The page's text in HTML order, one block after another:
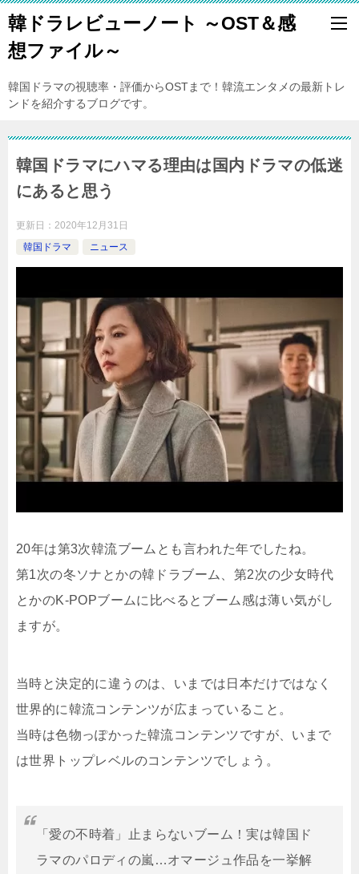
韓ドラレビューノート ～OST＆感
想ファイル～
韓国ドラマの視聴率・評価からOSTまで！韓流エンタメの最新トレ
ンドを紹介するブログです。
韓国ドラマにハマる理由は国内ドラマの低迷
にあると思う
更新日： 2020年12月31日
韓国ドラマ
ニュース
20年は第3次韓流ブームとも言われた年でしたね。
第1次の冬ソナとかの韓ドラブーム、第2次の少女時代
とかのK-POPブームに比べるとブーム感は薄い気がし
ますが。
当時と決定的に違うのは、いまでは日本だけではなく
世界的に韓流コンテンツが広まっていること。
当時は色物っぽかった韓流コンテンツですが、いまで
は世界トップレベルのコンテンツでしょう。
「愛の不時着」止まらないブーム！実は韓国ド
ラマのパロディの嵐…オマージュ作品を一挙解